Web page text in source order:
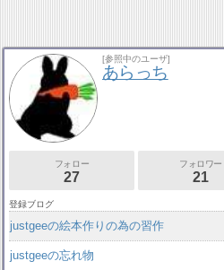
[参照中のユーザ]
あらっち
フォロー
27
フォロワー
21
登録ブログ
justgeeの絵本作りの為の習作
justgeeの忘れ物